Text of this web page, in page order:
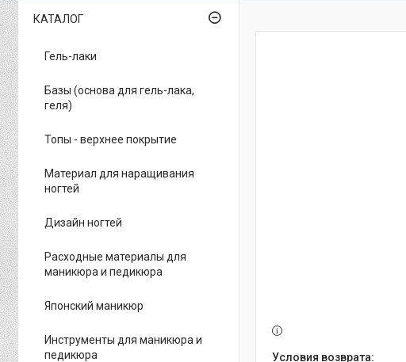
КАТАЛОГ
Гель-лаки
Базы (основа для гель-лака,
геля)
Топы - верхнее покрытие
Материал для наращивания
ногтей
Дизайн ногтей
Расходные материалы для
маникюра и педикюра
Японский маникюр
Инструменты для маникюра и
педикюра